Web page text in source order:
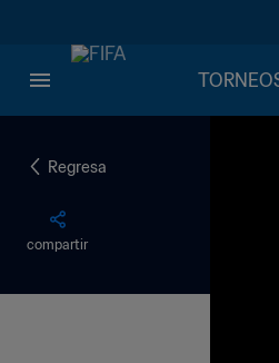
Regresa
compartir